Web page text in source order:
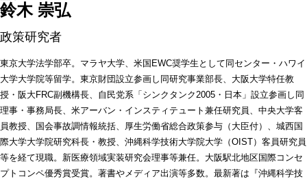
鈴木 崇弘
政策研究者
東京大学法学部卒。マラヤ大学、米国EWC奨学生として同センター・ハワイ
大学大学院等留学。東京財団設立参画し同研究事業部長、大阪大学特任教
授・阪大FRC副機構長、自民党系「シンクタンク2005・日本」設立参画し同
理事・事務局長、米アーバン・インスティテュート兼任研究員、中央大学客
員教授、国会事故調情報統括、厚生労働省総合政策参与（大臣付）、城西国
際大学大学院研究科長・教授、沖縄科学技術大学院大学（OIST）客員研究員
等を経て現職。新医療領域実装研究会理事等兼任。大阪駅北地区国際コンセ
プトコンペ優秀賞受賞。著書やメディア出演等多数。最新著は『沖縄科学技